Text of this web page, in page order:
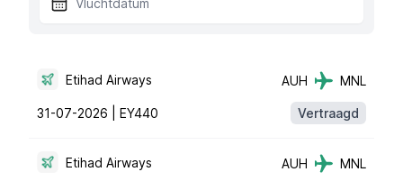
Etihad Airways AUH MNL
31-07-2026 | EY440 Vertraagd
Etihad Airways AUH MNL